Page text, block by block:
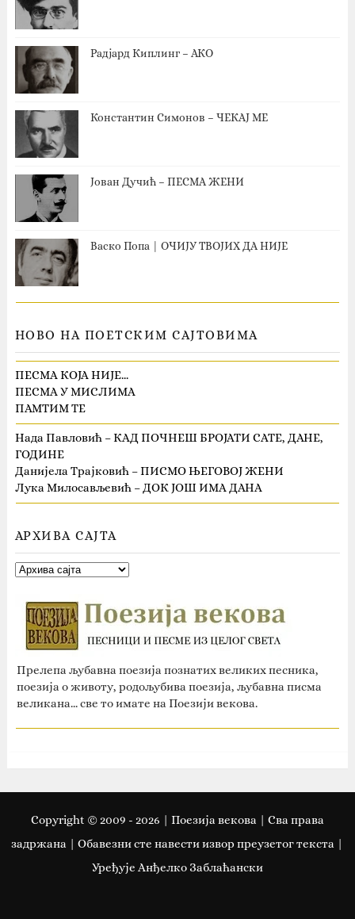
Радјард Киплинг – АКО
Константин Симонов – ЧЕКАЈ МЕ
Јован Дучић – ПЕСМА ЖЕНИ
Васко Попа | ОЧИЈУ ТВОЈИХ ДА НИЈЕ
НОВО НА ПОЕТСКИМ САЈТОВИМА
ПЕСМА КОЈА НИЈЕ…
ПЕСМА У МИСЛИМА
ПАМТИМ ТЕ
Нада Павловић – КАД ПОЧНЕШ БРОЈАТИ САТЕ, ДАНЕ,
ГОДИНЕ
Данијела Трајковић – ПИСМО ЊЕГОВОЈ ЖЕНИ
Лука Милосављевић – ДОК ЈОШ ИМА ДАНА
АРХИВА САЈТА
Прелепа љубавна поезија познатих великих песника,
поезија о животу, родољубива поезија, љубавна писма
великана... све то имате на Поезији векова.
Copyright © 2009 - 2026 | Поезија векова | Сва права
задржана | Oбавезни сте навести извор преузетог текста |
Уређује Анђелко Заблаћански